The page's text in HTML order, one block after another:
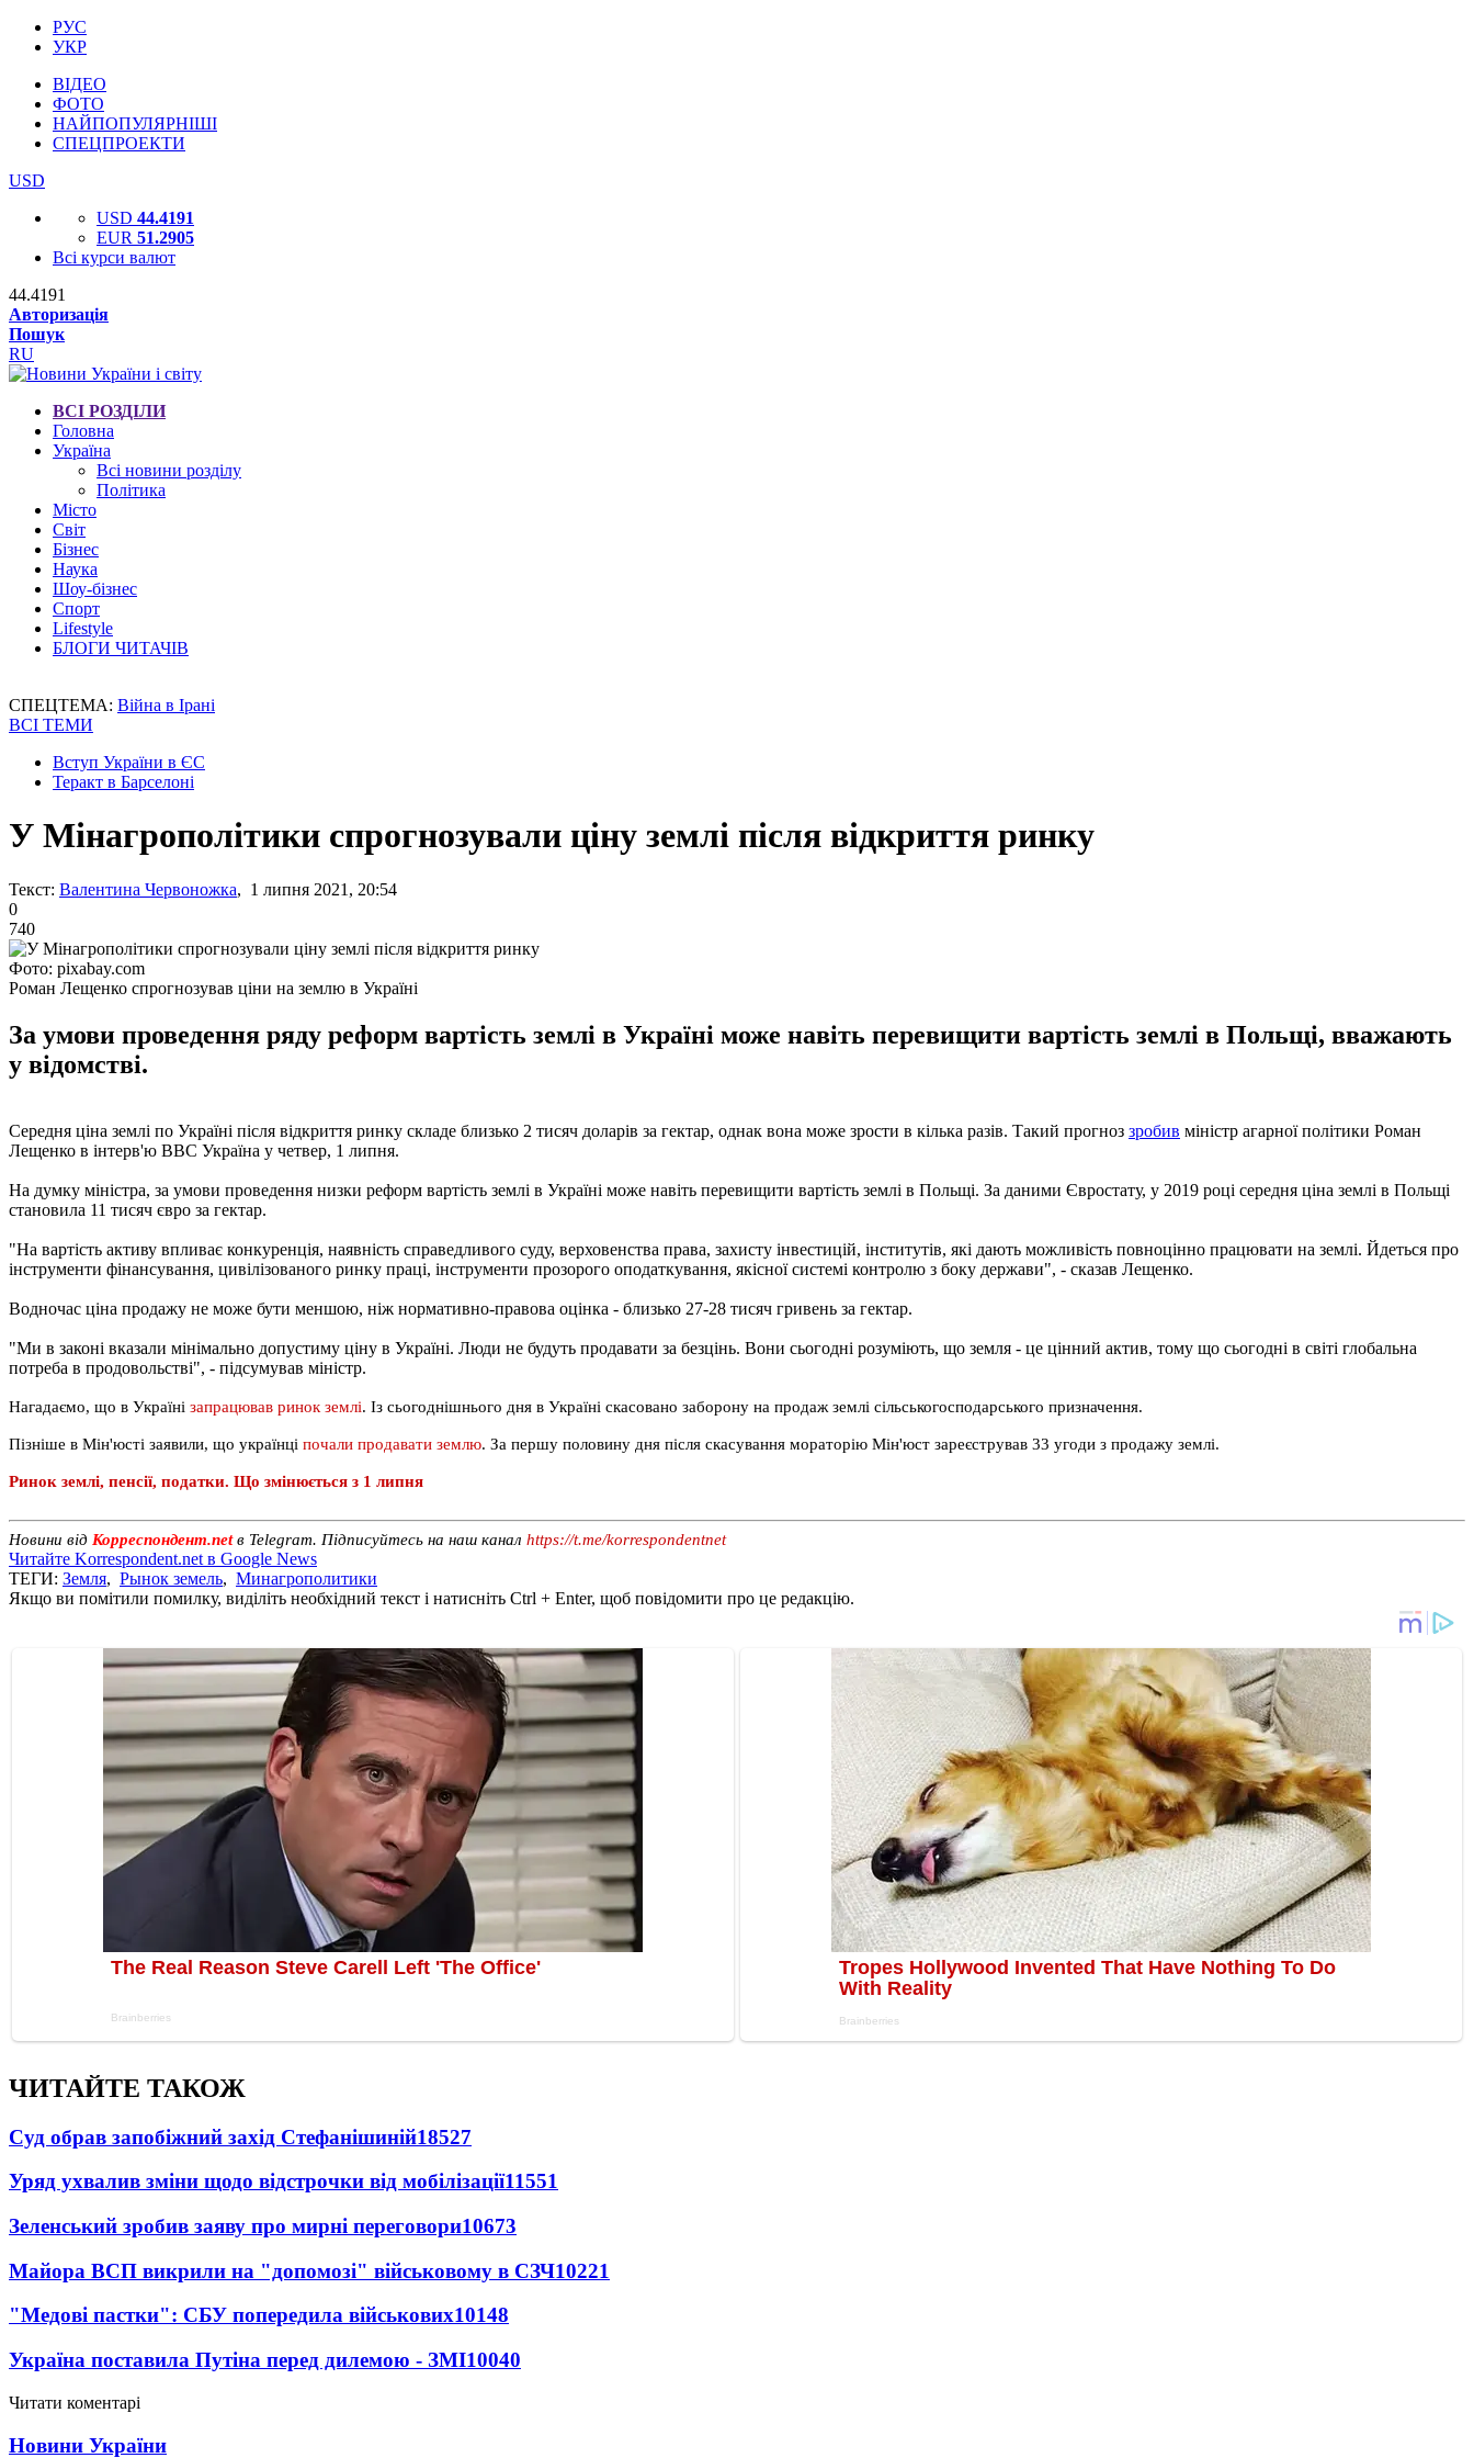
РУС
УКР
ВІДЕО
ФОТО
НАЙПОПУЛЯРНІШІ
СПЕЦПРОЕКТИ
USD
USD 44.4191
EUR 51.2905
Всі курси валют
44.4191
Авторизація
Пошук
RU
ВСІ РОЗДІЛИ
Головна
Україна
Всі новини розділу
Політика
Місто
Світ
Бізнес
Наука
Шоу-бізнес
Спорт
Lifestyle
БЛОГИ ЧИТАЧІВ
СПЕЦТЕМА: Війна в Ірані
ВСІ ТЕМИ
Вступ України в ЄС
Теракт в Барселоні
У Мінагрополітики спрогнозували ціну землі після відкриття ринку
Текст: Валентина Червоножка, 1 липня 2021, 20:54
0
740
Фото: pixabay.com
Роман Лещенко спрогнозував ціни на землю в Україні
За умови проведення ряду реформ вартість землі в Україні може навіть перевищити вартість землі в Польщі, вважають
у відомстві.
Середня ціна землі по Україні після відкриття ринку складе близько 2 тисяч доларів за гектар, однак вона може зрости в кілька разів. Такий прогноз зробив міністр агарної політики Роман
Лещенко в інтерв'ю BBC Україна у четвер, 1 липня.
На думку міністра, за умови проведення низки реформ вартість землі в Україні може навіть перевищити вартість землі в Польщі. За даними Євростату, у 2019 році середня ціна землі в Польщі
становила 11 тисяч євро за гектар.
"На вартість активу впливає конкуренція, наявність справедливого суду, верховенства права, захисту інвестицій, інститутів, які дають можливість повноцінно працювати на землі. Йдеться про
інструменти фінансування, цивілізованого ринку праці, інструменти прозорого оподаткування, якісної системі контролю з боку держави", - сказав Лещенко.
Водночас ціна продажу не може бути меншою, ніж нормативно-правова оцінка - близько 27-28 тисяч гривень за гектар.
"Ми в законі вказали мінімально допустиму ціну в Україні. Люди не будуть продавати за безцінь. Вони сьогодні розуміють, що земля - ​​це цінний актив, тому що сьогодні в світі глобальна
потреба в продовольстві", - підсумував міністр.
Нагадаємо, що в Україні запрацював ринок землі. Із сьогоднішнього дня в Україні скасовано заборону на продаж землі сільськогосподарського призначення.
Пізніше в Мін'юсті заявили, що українці почали продавати землю. За першу половину дня після скасування мораторію Мін'юст зареєстрував 33 угоди з продажу землі.
Ринок землі, пенсії, податки. Що змінюється з 1 липня
Новини від Корреспондент.netв Telegram. Підписуйтесь на наш канал https://t.me/korrespondentnet
Читайте Korrespondent.net в Google News
ТЕГИ: Земля, Рынок земель, Минагрополитики
Якщо ви помітили помилку, виділіть необхідний текст і натисніть Ctrl + Enter, щоб повідомити про це редакцію.
ЧИТАЙТЕ ТАКОЖ
Суд обрав запобіжний захід Стефанішиній18527
Уряд ухвалив зміни щодо відстрочки від мобілізації11551
Зеленський зробив заяву про мирні переговори10673
Майора ВСП викрили на "допомозі" військовому в СЗЧ10221
"Медові пастки": СБУ попередила військових10148
Україна поставила Путіна перед дилемою - ЗМІ10040
Читати коментарі
Новини України